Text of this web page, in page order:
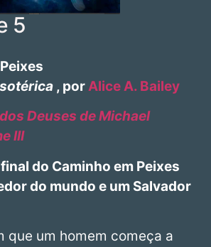
5
, porAlice A. Bailey
Deuses de Michael
III
do Caminho em Peixes
do mundo e um Salvador
que um homem começa a